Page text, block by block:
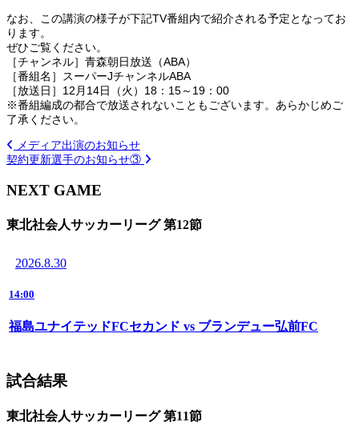
なお、この講演の様子が下記TV番組内で紹介される予定となってお
ります。
ぜひご覧ください。
［チャンネル］青森朝日放送（ABA）
［番組名］スーパーJチャンネルABA
［放送日］12月14日（火）18：15～19：00
※番組編成の都合で放送されないこともございます。あらかじめご
了承ください。
メディア出演のお知らせ
契約更新選手のお知らせ③
NEXT GAME
東北社会人サッカーリーグ 第12節
2026.8.30
14:00
福島ユナイテッドFCセカンド vs ブランデュー弘前FC
試合結果
東北社会人サッカーリーグ 第11節